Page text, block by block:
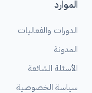
الموارد
الدورات والفعاليات
المدونة
الأسئلة الشائعة
سياسة الخصوصية